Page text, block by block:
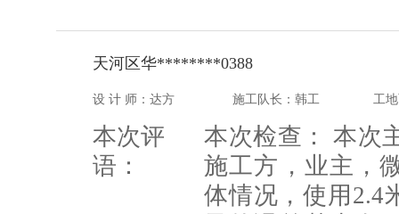
天河区华********0388
设 计 师：达方 施工队长：韩工 工
本次评
语：
本次检查： 本次
施工方，业主，
体情况，使用2.4